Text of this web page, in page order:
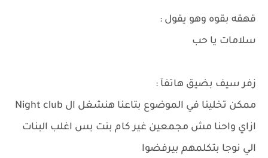
قهقه بقوه وهو يقول :
سلامات يا حب
زفر سيف بضيق هاتفآ :
ممكن تخلينا في الموضوع بتاعنا هنشغل ال Night club
ازاي واحنا مش مجمعين غير كام بنت بس اغلب البنات
الي نوجا بتكلمهم بيرفضوا